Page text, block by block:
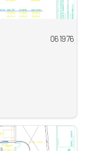
061976